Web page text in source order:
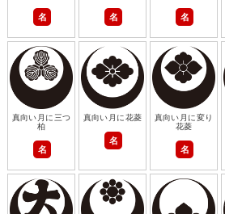
名 名 名
真向い月に三つ
柏
名
真向い月に花菱
名
真向い月に変り
花菱
名